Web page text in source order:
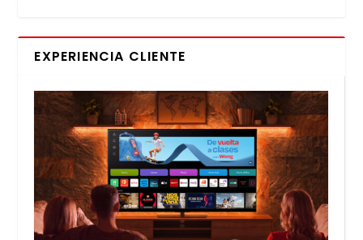
EXPERIENCIA CLIENTE